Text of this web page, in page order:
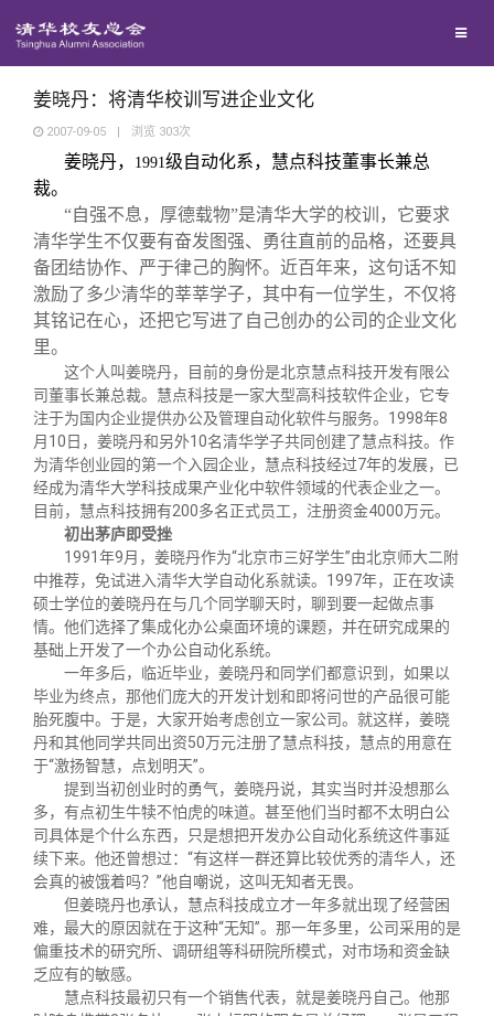
地区联络
年级联络
院系校友工作
专业委员会
兴趣群体
西南联大校友会
回馈母校
捐赠项目
捐赠新闻
捐赠纪事
捐赠方法
义工计划
媒体平台
《清华校友通讯》
《水木清华》
我要订阅
新媒体平台
百年清华
清华人物
清华故事
青春风采
校友文苑
校友讲坛
校友视界
校友服务
终身学习
信息化服务
三创大赛
实用信息
校友总会
总会简介
会长致辞
总会章程
理事会名单
制度法规
联系我们
关闭
姜晓丹：将清华校训写进企业文化
2007-09-05 | 浏览 303次
姜晓丹， 1991级自动化系，慧点科技董事长兼总
裁。
“自强不息，厚德载物”是清华大学的校训，它要求
清华学生不仅要有奋发图强、勇往直前的品格，还要具
备团结协作、严于律己的胸怀。近百年来，这句话不知
激励了多少清华的莘莘学子，其中有一位学生，不仅将
其铭记在心，还把它写进了自己创办的公司的企业文化
里。
这个人叫姜晓丹，目前的身份是北京慧点科技开发有限公
司董事长兼总裁。慧点科技是一家大型高科技软件企业，它专
注于为国内企业提供办公及管理自动化软件与服务。 1998年8
月 10 日，姜晓丹和另外10名清华学子共同创建了慧点科技。作
为清华创业园的第一个入园企业，慧点科技经过7年的发展，已
经成为清华大学科技成果产业化中软件领域的代表企业之一。
目前，慧点科技拥有200多名正式员工，注册资金4000万元。
初出茅庐即受挫
1991 年9月，姜晓丹作为“北京市三好学生”由北京师大二附
中推荐，免试进入清华大学自动化系就读。 1997年，正在攻读
硕士学位的姜晓丹在与几个同学聊天时，聊到要一起做点事
情。他们选择了集成化办公桌面环境的课题，并在研究成果的
基础上开发了一个办公自动化系统。
一年多后，临近毕业，姜晓丹和同学们都意识到，如果以
毕业为终点，那他们庞大的开发计划和即将问世的产品很可能
胎死腹中。于是，大家开始考虑创立一家公司。就这样，姜晓
丹和其他同学共同出资50万元注册了慧点科技，慧点的用意在
于“激扬智慧，点划明天”。
提到当初创业时的勇气，姜晓丹说，其实当时并没想那么
多，有点初生牛犊不怕虎的味道。甚至他们当时都不太明白公
司具体是个什么东西，只是想把开发办公自动化系统这件事延
续下来。他还曾想过：“有这样一群还算比较优秀的清华人，还
会真的被饿着吗？”他自嘲说，这叫无知者无畏。
但姜晓丹也承认，慧点科技成立才一年多就出现了经营困
难，最大的原因就在于这种“无知”。那一年多里，公司采用的是
偏重技术的研究所、调研组等科研院所模式，对市场和资金缺
乏应有的敏感。
慧点科技最初只有一个销售代表，就是姜晓丹自己。他那